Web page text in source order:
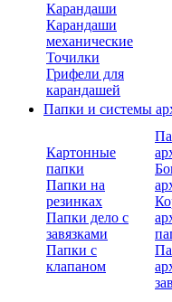
Карандаши
Карандаши
механические
Точилки
Грифели для
карандашей
Папки и системы
Картонные
папки
Папки на
резинках
Папки дело с
завязками
Папки с
клапаном